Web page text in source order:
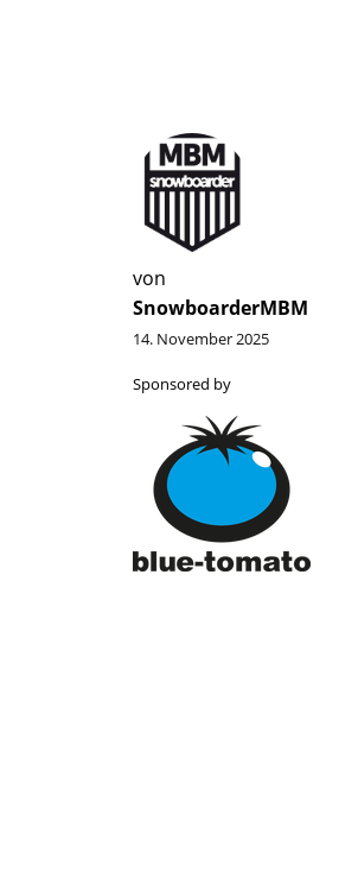
von
SnowboarderMBM
14. November 2025
Sponsored by